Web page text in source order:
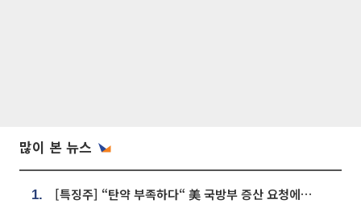
많이 본 뉴스
1. [특징주] “탄약 부족하다“ 美 국방부 증산 요청에⋯국내 방산주 급등세